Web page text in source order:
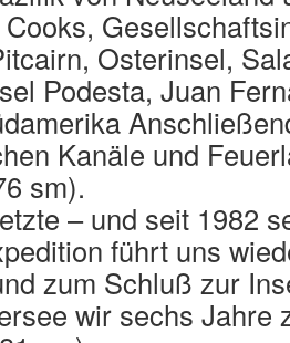
Osterinsel,
Podesta, Juan
Kanäle und
sm).
– und seit 1982
führt uns
zum Schluß zur
wir sechs Jahre